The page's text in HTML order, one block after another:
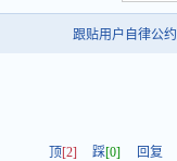
跟贴用户自律公约
顶[2] 踩[0] 回复